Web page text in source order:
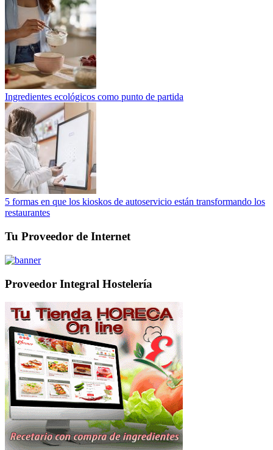
Ingredientes ecológicos como punto de partida
5 formas en que los kioskos de autoservicio están transformando los
restaurantes
Tu Proveedor de Internet
Proveedor Integral Hostelería